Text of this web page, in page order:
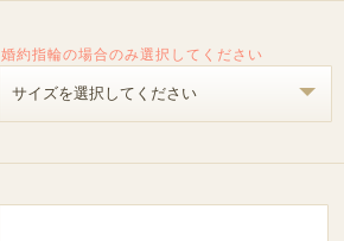
婚約指輪の場合のみ選択してください